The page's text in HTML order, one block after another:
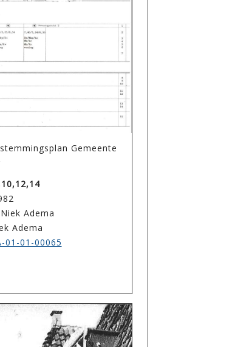
Gemeente
Adema
Adema
01-01-00065